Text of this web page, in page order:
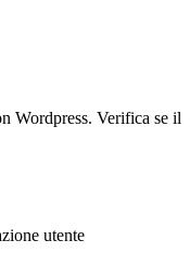
Wordpress. Verifica se il
utente